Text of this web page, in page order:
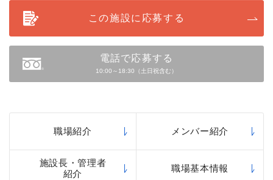
この施設に応募する
電話で応募する
10:00～18:30（土日祝含む）
職場紹介 メンバー紹介
施設長・管理者
紹介
職場基本情報